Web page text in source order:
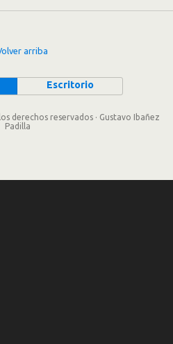
arriba
Escritorio
derechos reservados · Gustavo Ibañez
Padilla